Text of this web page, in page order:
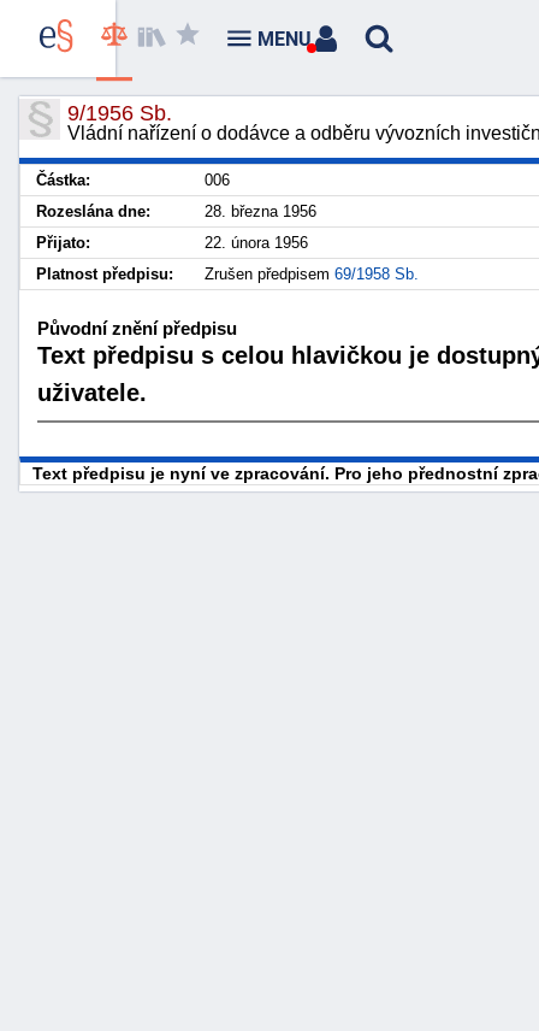
9/1956 Sb.
Vládní nařízení o dodávce a odběru vývozních
Částka:
006
Rozeslána dne:
28. března 1956
Přijato:
22. února 1956
Platnost předpisu:
Zrušen předpisem 69/1958 Sb.
Původní znění předpisu
Text předpisu s celou hlavičkou je
uživatele.
Text předpisu je nyní ve zpracování. Pro jeho přednostní
MENU